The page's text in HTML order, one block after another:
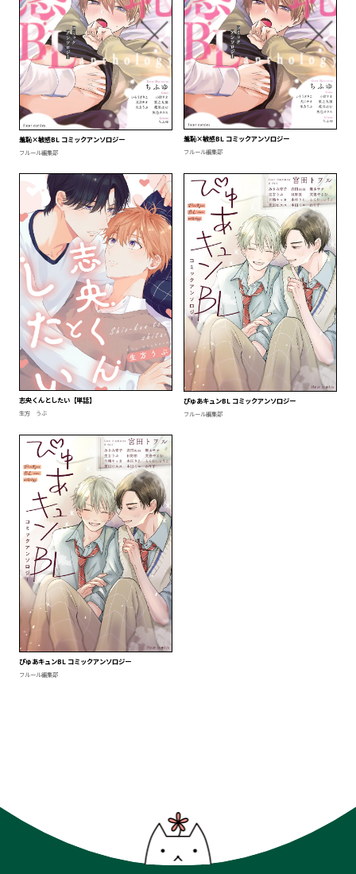
羞恥×敏感BL コミックアンソロジー
フルール編集部
羞恥×敏感BL コミックアンソロジー
フルール編集部
志央くんとしたい【単話】
生方 うぶ
ぴゅあキュンBL コミックアンソロジー
フルール編集部
ぴゅあキュンBL コミックアンソロジー
フルール編集部